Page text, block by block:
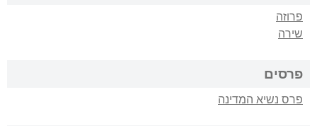
פרוזה
שירה
פרסים
פרס נשיא המדינה